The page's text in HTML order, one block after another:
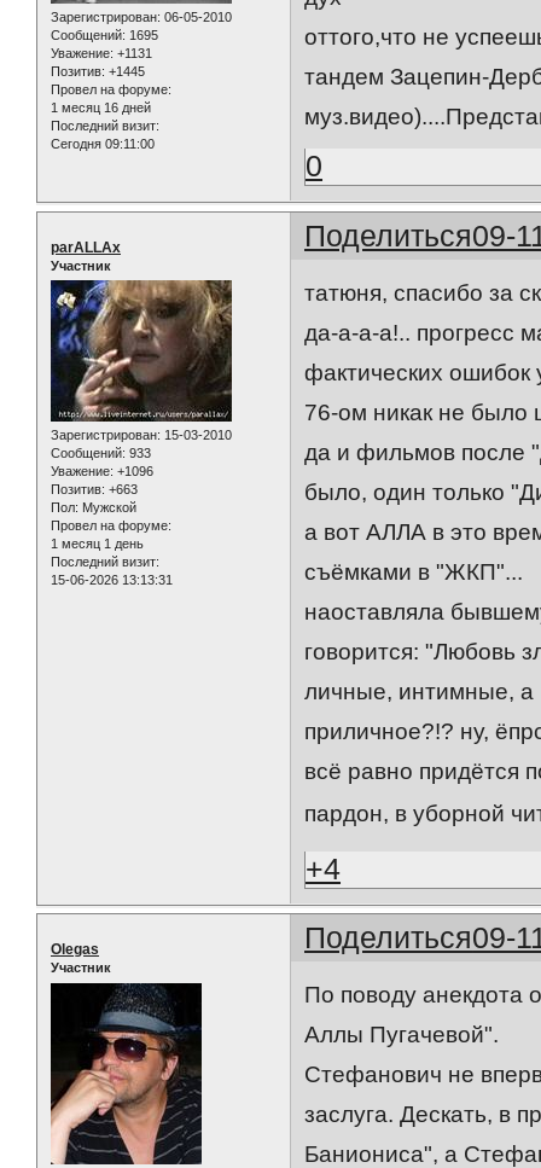
Зарегистрирован: 06-05-2010
Сообщений: 1695
Уважение: +1131
Позитив: +1445
Провел на форуме:
1 месяц 16 дней
Последний визит:
Сегодня 09:11:00
оттого,что не
тандем Зацепин-
0
Поделиться09-
parALLAx
Участник
Зарегистрирован: 15-03-2010
Сообщений: 933
Уважение: +1096
Позитив: +663
Пол: Мужской
Провел на форуме:
1 месяц 1 день
Последний визит:
15-06-2026 13:13:31
татюня, спасибо за
да-а-а-а!.. прогресс
фактических ошибок
76-ом никак не было
да и фильмов после
было, один только
а вот АЛЛА в это
съёмками в "ЖКП"...
наоставляла
говорится: "Любовь
личные, интимные, а
приличное?!? ну,
всё равно придётся
пардон, в уборной
+4
Поделиться09-
Olegas
Участник
По поводу анекдота
Аллы Пугачевой".
Стефанович не
заслуга. Дескать, в
Баниониса", а